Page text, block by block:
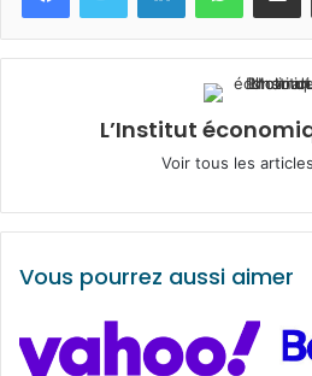
L’Institut
Voir tous les
Vous pourrez aussi aimer